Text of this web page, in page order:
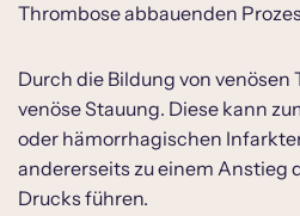
Thrombose abbauenden
Durch die Bildung von
venöse Stauung. Diese kann
oder hämorrhagischen
andererseits zu einem Anstieg
Drucks führen.